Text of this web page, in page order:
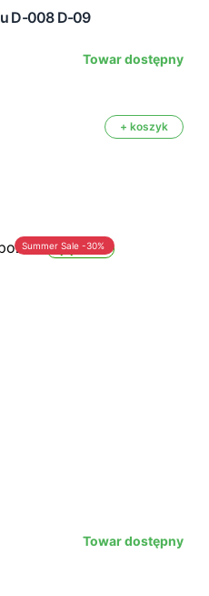
D-008 D-09
Towar dostępny
+ koszyk
Wysyłka 24h
Summer Sale -30%
Towar dostępny